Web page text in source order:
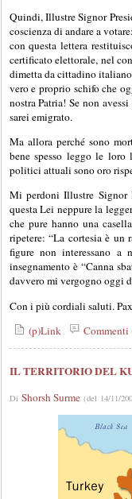
Quindi, Illustre Signor
coscienza di andare a
con questa lettera
certificato elettorale, nel
dimetta da cittadino
vero e proprio schifo che
nostra Patria! Se non
sarei emigrato.
Ma allora perché sono
bene spesso leggo le
politici attuali sono oro
Mi perdoni Illustre Signor
questa Lei neppure la
che pure hanno una
ripetere: “La cortesia è un
figure non interessano
insegnamento è “Canna
davvero mi vergogno oggi
Con i più cordiali saluti.
(p)Link
Commenti
IL TERRITORIO DEL
Di Shorsh Surme(del 14/11/